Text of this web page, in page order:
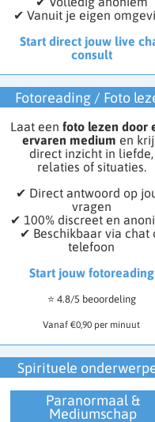
✔ Vanuit je eigen
Start direct jouw live
consult
Fotoreading / Foto
Laat eenfoto lezen door
ervaren medium en
direct inzicht in liefde,
relaties of situaties.
✔ Direct antwoord op
vragen
✔ 100% discreet en
✔ Beschikbaar via chat
telefoon
Start jouw fotoreading
⭐ 4.8/5 beoordeling
Vanaf €0,90 per minuut
Spirituele
Paranormaal &
Mediumschap